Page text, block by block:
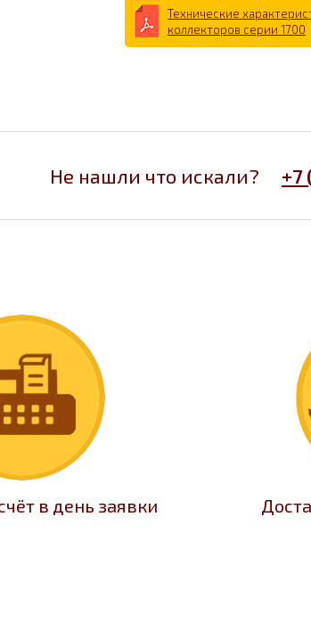
Технические
коллекторов серии 1700
Не нашли что искали? +7
в день заявки